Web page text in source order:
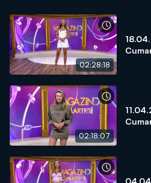
02:28:18
02:18:07